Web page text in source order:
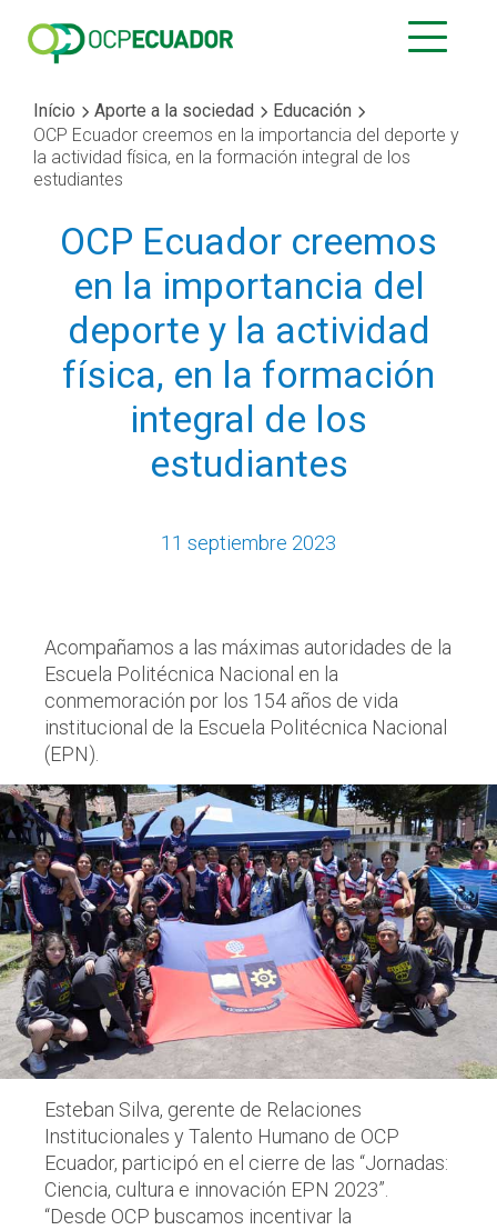
Início Aporte a la sociedad
Educación
OCP Ecuador creemos en la importancia del deporte y
la actividad física, en la formación integral de los
estudiantes
OCP Ecuador creemos
en la importancia del
deporte y la actividad
física, en la formación
integral de los
estudiantes
11 septiembre 2023
Acompañamos a las máximas autoridades de la
Escuela Politécnica Nacional en la
conmemoración por los 154 años de vida
institucional de la Escuela Politécnica Nacional
(EPN).
Esteban Silva, gerente de Relaciones
Institucionales y Talento Humano de OCP
Ecuador, participó en el cierre de las “Jornadas:
Ciencia, cultura e innovación EPN 2023”.
“Desde OCP buscamos incentivar la